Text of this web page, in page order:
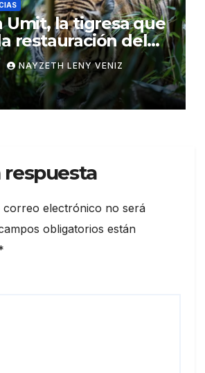
Umit, la tigresa que
restauración del
NAYZETH LENY VENIZ
respuesta
correo electrónico no será
obligatorios están